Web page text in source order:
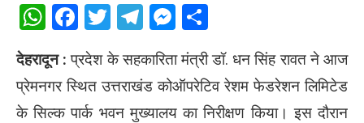
WhatsApp
Facebook
Twitter
Telegram
Messenger
देहरादून : प्रदेश के सहकारिता मंत्री डॉ. धन सिंह रावत ने आज
प्रेमनगर स्थित उत्तराखंड कोऑपरेटिव रेशम फेडरेशन लिमिटेड
के सिल्क पार्क भवन मुख्यालय का निरीक्षण किया। इस दौरान